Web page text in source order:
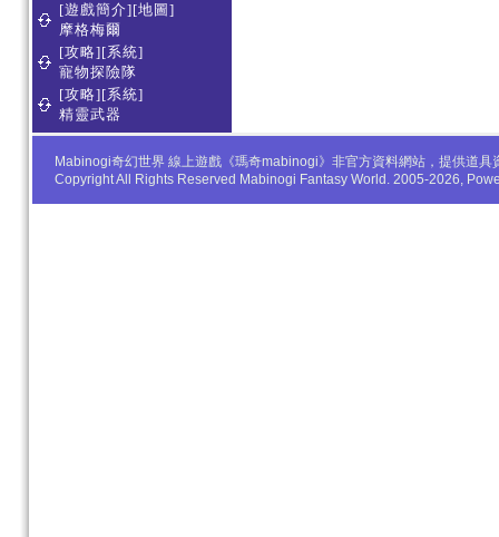
[遊戲簡介][地圖]
摩格梅爾
[攻略][系統]
寵物探險隊
[攻略][系統]
精靈武器
Mabinogi奇幻世界 線上遊戲《瑪奇mabinogi》非官方資料網站，提供道
Copyright All Rights Reserved Mabinogi Fantasy World. 2005-2026,